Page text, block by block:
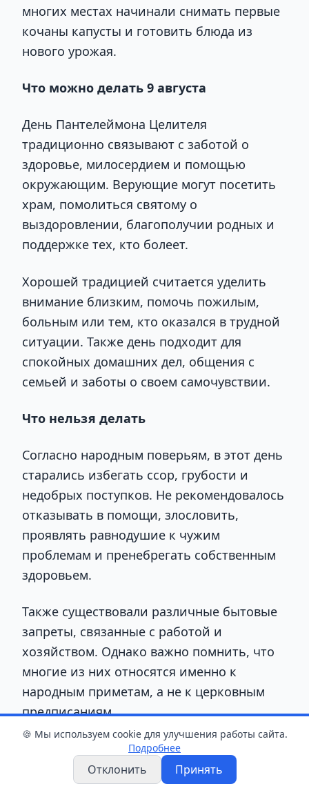
многих местах начинали снимать первые
кочаны капусты и готовить блюда из
нового урожая.
Что можно делать 9 августа
День Пантелеймона Целителя
традиционно связывают с заботой о
здоровье, милосердием и помощью
окружающим. Верующие могут посетить
храм, помолиться святому о
выздоровлении, благополучии родных и
поддержке тех, кто болеет.
Хорошей традицией считается уделить
внимание близким, помочь пожилым,
больным или тем, кто оказался в трудной
ситуации. Также день подходит для
спокойных домашних дел, общения с
семьей и заботы о своем самочувствии.
Что нельзя делать
Согласно народным поверьям, в этот день
старались избегать ссор, грубости и
недобрых поступков. Не рекомендовалось
отказывать в помощи, злословить,
проявлять равнодушие к чужим
проблемам и пренебрегать собственным
здоровьем.
Также существовали различные бытовые
запреты, связанные с работой и
хозяйством. Однако важно помнить, что
многие из них относятся именно к
народным приметам, а не к церковным
предписаниям.
Народные приметы на 9 августа
В старину в этот день внимательно
🍪 Мы используем cookie для улучшения работы сайта.
Подробнее
Отклонить Принять